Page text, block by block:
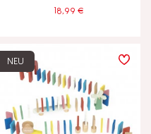
18,99 €
NEU